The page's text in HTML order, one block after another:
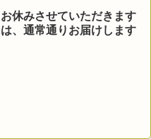
休みさせていただきます
、 通常通りお届けします